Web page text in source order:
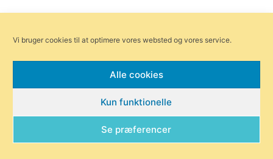
Vi bruger cookies til at optimere vores websted og vores service.
Alle cookies
Kun funktionelle
Se præferencer